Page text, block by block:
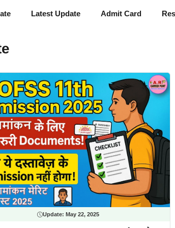
Latest Update Admit Card
Update: May 22, 2025